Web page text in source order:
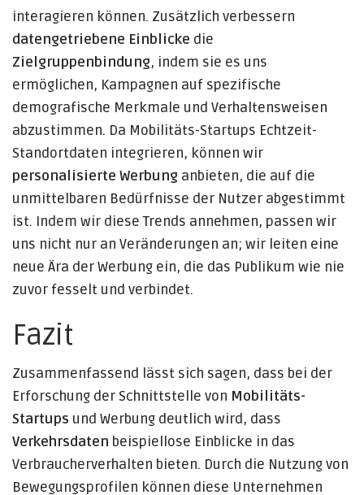
interagieren können. Zusätzlich verbessern
datengetriebene Einblicke die
Zielgruppenbindung, indem sie es uns
ermöglichen, Kampagnen auf spezifische
demografische Merkmale und Verhaltensweisen
abzustimmen. Da Mobilitäts-Startups Echtzeit-
Standortdaten integrieren, können wir
personalisierte Werbung anbieten, die auf die
unmittelbaren Bedürfnisse der Nutzer abgestimmt
ist. Indem wir diese Trends annehmen, passen wir
uns nicht nur an Veränderungen an; wir leiten eine
neue Ära der Werbung ein, die das Publikum wie nie
zuvor fesselt und verbindet.
Fazit
Zusammenfassend lässt sich sagen, dass bei der
Erforschung der Schnittstelle von Mobilitäts-
Startups und Werbung deutlich wird, dass
Verkehrsdaten beispiellose Einblicke in das
Verbraucherverhalten bieten. Durch die Nutzung von
Bewegungsprofilen können diese Unternehmen